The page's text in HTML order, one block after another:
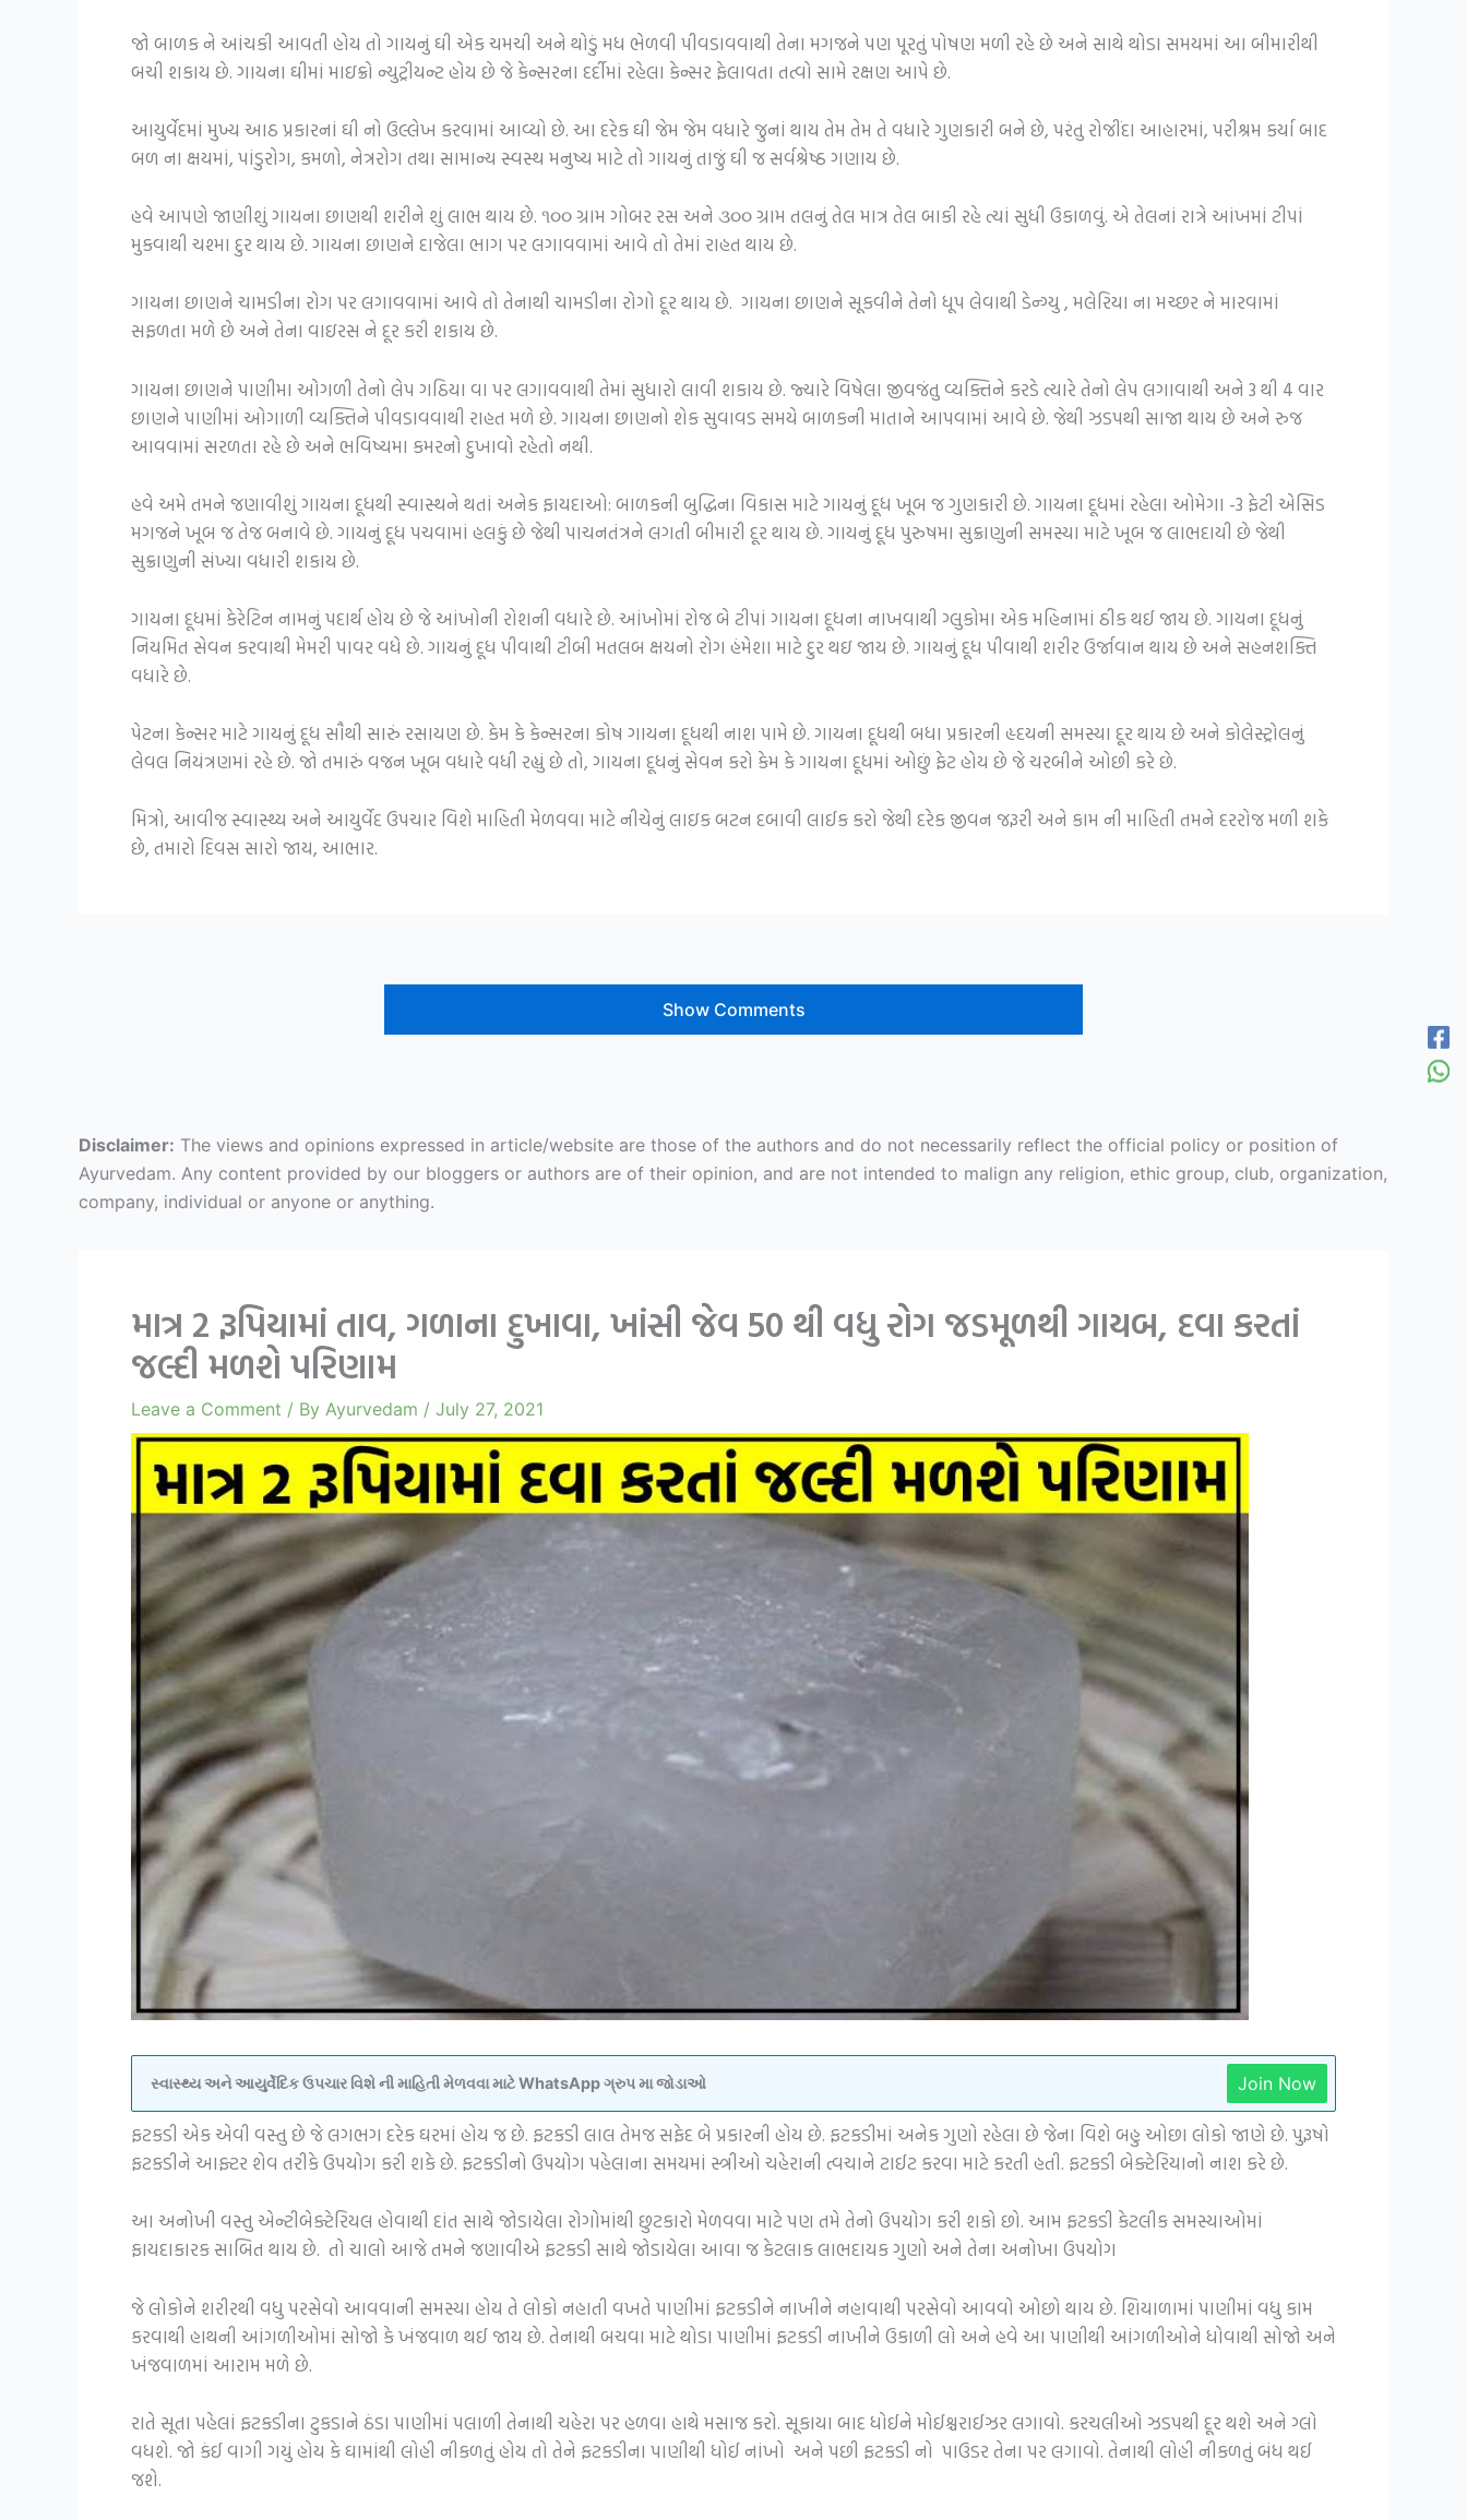
જો બાળક ને આંચકી આવતી હોય તો ગાયનું ઘી એક ચમચી અને થોડું મધ ભેળવી પીવડાવવાથી તેના મગજને પણ પૂરતું પોષણ મળી રહે છે અને સાથે થોડા સમયમાં આ બીમારીથી
બચી શકાય છે. ગાયના ઘીમાં માઇક્રો ન્યુટ્રીયન્ટ હોય છે જે કેન્સરના દર્દીમાં રહેલા કેન્સર ફેલાવતા તત્વો સામે રક્ષણ આપે છે.
આયુર્વેદમાં મુખ્ય આઠ પ્રકારનાં ઘી નો ઉલ્લેખ કરવામાં આવ્યો છે. આ દરેક ઘી જેમ જેમ વધારે જુનાં થાય તેમ તેમ તે વધારે ગુણકારી બને છે, પરંતુ રોજીંદા આહારમાં, પરીશ્રમ કર્યા બાદ
બળ ના ક્ષયમાં, પાંડુરોગ, કમળો, નેત્રરોગ તથા સામાન્ય સ્વસ્થ મનુષ્ય માટે તો ગાયનું તાજું ઘી જ સર્વશ્રેષ્ઠ ગણાય છે.
હવે આપણે જાણીશું ગાયના છાણથી શરીને શું લાભ થાય છે. ૧૦૦ ગ્રામ ગોબર રસ અને ૩૦૦ ગ્રામ તલનું તેલ માત્ર તેલ બાકી રહે ત્યાં સુધી ઉકાળવું. એ તેલનાં રાત્રે આંખમાં ટીપાં
મુકવાથી ચશ્મા દુર થાય છે. ગાયના છાણને દાજેલા ભાગ પર લગાવવામાં આવે તો તેમાં રાહત થાય છે.
ગાયના છાણને ચામડીના રોગ પર લગાવવામાં આવે તો તેનાથી ચામડીના રોગો દૂર થાય છે. ગાયના છાણને સૂકવીને તેનો ધૂપ લેવાથી ડેન્ગ્યુ , મલેરિયા ના મચ્છર ને મારવામાં
સફળતા મળે છે અને તેના વાઇરસ ને દૂર કરી શકાય છે.
ગાયના છાણને પાણીમા ઓગળી તેનો લેપ ગઠિયા વા પર લગાવવાથી તેમાં સુધારો લાવી શકાય છે. જ્યારે વિષેલા જીવજંતુ વ્યક્તિને કરડે ત્યારે તેનો લેપ લગાવાથી અને 3 થી 4 વાર
છાણને પાણીમાં ઓગાળી વ્યક્તિને પીવડાવવાથી રાહત મળે છે. ગાયના છાણનો શેક સુવાવડ સમયે બાળકની માતાને આપવામાં આવે છે. જેથી ઝડપથી સાજા થાય છે અને રુજ
આવવામાં સરળતા રહે છે અને ભવિષ્યમા કમરનો દુખાવો રહેતો નથી.
હવે અમે તમને જણાવીશું ગાયના દૂધથી સ્વાસ્થને થતાં અનેક ફાયદાઓ: બાળકની બુદ્ધિના વિકાસ માટે ગાયનું દૂધ ખૂબ જ ગુણકારી છે. ગાયના દૂધમાં રહેલા ઓમેગા -3 ફેટી એસિડ
મગજને ખૂબ જ તેજ બનાવે છે. ગાયનું દૂધ પચવામાં હલકું છે જેથી પાચનતંત્રને લગતી બીમારી દૂર થાય છે. ગાયનું દૂધ પુરુષમા સુક્રાણુની સમસ્યા માટે ખૂબ જ લાભદાયી છે જેથી
સુક્રાણુની સંખ્યા વધારી શકાય છે.
ગાયના દૂધમાં કેરેટિન નામનું પદાર્થ હોય છે જે આંખોની રોશની વધારે છે. આંખોમાં રોજ બે ટીપાં ગાયના દૂધના નાખવાથી ગ્લુકોમા એક મહિનામાં ઠીક થઈ જાય છે. ગાયના દૂધનું
નિયમિત સેવન કરવાથી મેમરી પાવર વધે છે. ગાયનું દૂધ પીવાથી ટીબી મતલબ ક્ષયનો રોગ હંમેશા માટે દુર થઇ જાય છે. ગાયનું દૂધ પીવાથી શરીર ઉર્જાવાન થાય છે અને સહનશક્તિ
વધારે છે.
પેટના કેન્સર માટે ગાયનું દૂધ સૌથી સારું રસાયણ છે. કેમ કે કેન્સરના કોષ ગાયના દૂધથી નાશ પામે છે. ગાયના દૂધથી બધા પ્રકારની હૃદયની સમસ્યા દૂર થાય છે અને કોલેસ્ટ્રોલનું
લેવલ નિયંત્રણમાં રહે છે. જો તમારું વજન ખૂબ વધારે વધી રહ્યું છે તો, ગાયના દૂધનું સેવન કરો કેમ કે ગાયના દૂધમાં ઓછું ફેટ હોય છે જે ચરબીને ઓછી કરે છે.
મિત્રો, આવીજ સ્વાસ્થ્ય અને આયુર્વેદ ઉપચાર વિશે માહિતી મેળવવા માટે નીચેનું લાઇક બટન દબાવી લાઈક કરો જેથી દરેક જીવન જરૂરી અને કામ ની માહિતી તમને દરરોજ મળી શકે
છે, તમારો દિવસ સારો જાય, આભાર.
Show Comments
Disclaimer: The views and opinions expressed in article/website are those of the authors and do not necessarily reflect the official policy or position of
Ayurvedam. Any content provided by our bloggers or authors are of their opinion, and are not intended to malign any religion, ethic group, club, organization,
company, individual or anyone or anything.
માત્ર 2 રૂપિયામાં તાવ, ગળાના દુખાવા, ખાંસી જેવ 50 થી વધુ રોગ જડમૂળથી ગાયબ, દવા કરતાં
જલ્દી મળશે પરિણામ
Leave a Comment / By Ayurvedam / July 27, 2021
સ્વાસ્થ્ય અને આયુર્વેદિક ઉપચાર વિશે ની માહિતી મેળવવા માટે WhatsApp ગ્રુપ મા જોડાઓ Join Now
ફટકડી એક એવી વસ્તુ છે જે લગભગ દરેક ઘરમાં હોય જ છે. ફટકડી લાલ તેમજ સફેદ બે પ્રકારની હોય છે. ફટકડીમાં અનેક ગુણો રહેલા છે જેના વિશે બહુ ઓછા લોકો જાણે છે. પુરૂષો
ફટકડીને આફ્ટર શેવ તરીકે ઉપયોગ કરી શકે છે. ફટકડીનો ઉપયોગ પહેલાના સમયમાં સ્ત્રીઓ ચહેરાની ત્વચાને ટાઈટ કરવા માટે કરતી હતી. ફટકડી બેક્ટેરિયાનો નાશ કરે છે.
આ અનોખી વસ્તુ એન્ટીબેક્ટેરિયલ હોવાથી દાંત સાથે જોડાયેલા રોગોમાંથી છુટકારો મેળવવા માટે પણ તમે તેનો ઉપયોગ કરી શકો છો. આમ ફટકડી કેટલીક સમસ્યાઓમાં
ફાયદાકારક સાબિત થાય છે. તો ચાલો આજે તમને જણાવીએ ફટકડી સાથે જોડાયેલા આવા જ કેટલાક લાભદાયક ગુણો અને તેના અનોખા ઉપયોગ
જે લોકોને શરીરથી વધુ પરસેવો આવવાની સમસ્યા હોય તે લોકો નહાતી વખતે પાણીમાં ફટકડીને નાખીને નહાવાથી પરસેવો આવવો ઓછો થાય છે. શિયાળામાં પાણીમાં વધુ કામ
કરવાથી હાથની આંગળીઓમાં સોજો કે ખંજવાળ થઈ જાય છે. તેનાથી બચવા માટે થોડા પાણીમાં ફટકડી નાખીને ઉકાળી લો અને હવે આ પાણીથી આંગળીઓને ધોવાથી સોજો અને
ખંજવાળમાં આરામ મળે છે.
રાતે સૂતા પહેલાં ફટકડીના ટુકડાને ઠંડા પાણીમાં પલાળી તેનાથી ચહેરા પર હળવા હાથે મસાજ કરો. સૂકાયા બાદ ધોઈને મોઈશ્ચરાઈઝર લગાવો. કરચલીઓ ઝડપથી દૂર થશે અને ગ્લો
વધશે. જો કંઈ વાગી ગયું હોય કે ઘામાંથી લોહી નીકળતું હોય તો તેને ફટકડીના પાણીથી ધોઈ નાંખો અને પછી ફટકડી નો પાઉડર તેના પર લગાવો. તેનાથી લોહી નીકળતું બંધ થઈ
જશે.